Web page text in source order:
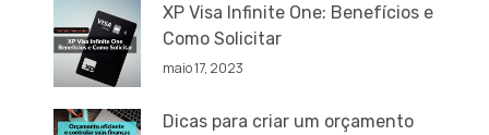
XP Visa Infinite One: Benefícios e
Como Solicitar
maio 17, 2023
Dicas para criar um orçamento